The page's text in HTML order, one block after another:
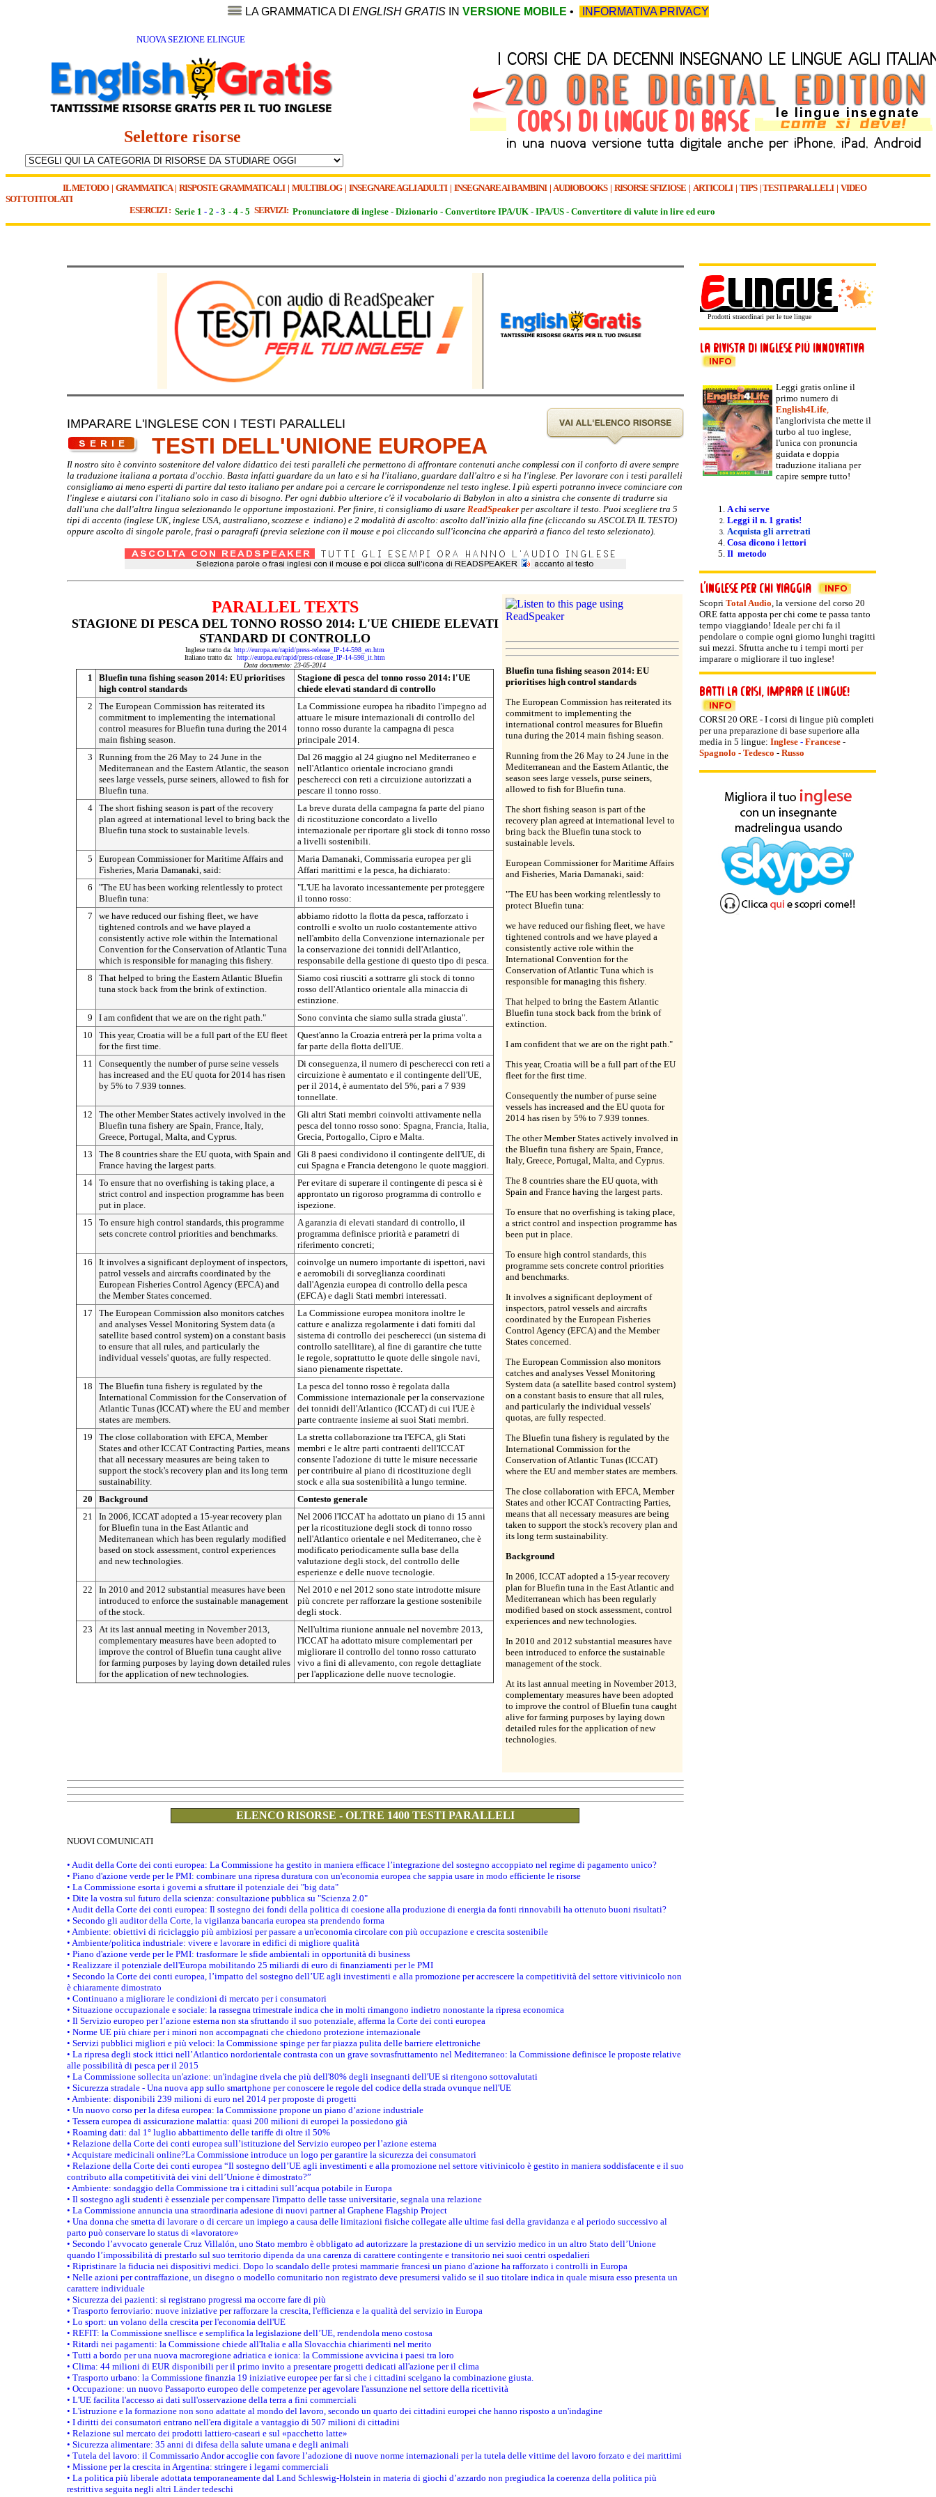
LA GRAMMATICA DI ENGLISH GRATIS IN VERSIONE MOBILE • INFORMATIVA PRIVACY
NUOVA SEZIONE ELINGUE
Selettore risorse
IL METODO| GRAMMATICA| RISPOSTE GRAMMATICALI| MULTIBLOG| INSEGNARE AGLI ADULTI | INSEGNARE AI BAMBINI| AUDIOBOOKS| RISORSE SFIZIOSE | ARTICOLI| TIPS|TESTI PARALLELI| VIDEO
SOTTOTITOLATI
ESERCIZI : Serie 1 - 2 - 3 - 4 - 5 SERVIZI: Pronunciatore di inglese - Dizionario - Convertitore IPA/UK - IPA/US - Convertitore di valute in lire ed euro
IMPARARE L'INGLESE CON I TESTI PARALLELI
TESTI DELL'UNIONE EUROPEA
Il nostro sito è convinto sostenitore del valore didattico dei testi paralleli che permettono di affrontare contenuti anche complessi con il conforto di avere sempre
la traduzione italiana a portata d'occhio. Basta infatti guardare da un lato e si ha l'italiano, guardare dall'altro e si ha l'inglese. Per lavorare con i testi paralleli
consigliamo ai meno esperti di partire dal testo italiano per andare poi a cercare le corrispondenze nel testo inglese. I più esperti potranno invece cominciare con
l'inglese e aiutarsi con l'italiano solo in caso di bisogno. Per ogni dubbio ulteriore c'è il vocabolario di Babylon in alto a sinistra che consente di tradurre sia
dall'una che dall'altra lingua selezionando le opportune impostazioni. Per finire, ti consigliamo di usare ReadSpeakerper ascoltare il testo. Puoi scegliere tra 5
tipi di accento (inglese UK, inglese USA, australiano, scozzese e indiano) e 2 modalità di ascolto: ascolto dall'inizio alla fine (cliccando su ASCOLTA IL TESTO)
oppure ascolto di singole parole, frasi o paragrafi (previa selezione con il mouse e poi cliccando sull'iconcina che apparirà a fianco del testo selezionato).
PARALLEL TEXTS
STAGIONE DI PESCA DEL TONNO ROSSO 2014: L'UE CHIEDE ELEVATI
STANDARD DI CONTROLLO
Inglese tratto da: http://europa.eu/rapid/press-release_IP-14-598_en.htm
Italiano tratto da: http://europa.eu/rapid/press-release_IP-14-598_it.htm
Data documento: 23-05-2014
1
Bluefin tuna fishing season 2014: EU prioritises
high control standards
Stagione di pesca del tonno rosso 2014: l'UE
chiede elevati standard di controllo
2
The European Commission has reiterated its
commitment to implementing the international
control measures for Bluefin tuna during the 2014
main fishing season.
La Commissione europea ha ribadito l'impegno ad
attuare le misure internazionali di controllo del
tonno rosso durante la campagna di pesca
principale 2014.
3
Running from the 26 May to 24 June in the
Mediterranean and the Eastern Atlantic, the season
sees large vessels, purse seiners, allowed to fish for
Bluefin tuna.
Dal 26 maggio al 24 giugno nel Mediterraneo e
nell'Atlantico orientale incrociano grandi
pescherecci con reti a circuizione autorizzati a
pescare il tonno rosso.
4 The short fishing season is part of the recovery
plan agreed at international level to bring back the
Bluefin tuna stock to sustainable levels.
La breve durata della campagna fa parte del piano
di ricostituzione concordato a livello
internazionale per riportare gli stock di tonno rosso
a livelli sostenibili.
5
European Commissioner for Maritime Affairs and
Fisheries, Maria Damanaki, said:
Maria Damanaki, Commissaria europea per gli
Affari marittimi e la pesca, ha dichiarato:
6
"The EU has been working relentlessly to protect
Bluefin tuna:
"L'UE ha lavorato incessantemente per proteggere
il tonno rosso:
7
we have reduced our fishing fleet, we have
tightened controls and we have played a
consistently active role within the International
Convention for the Conservation of Atlantic Tuna
which is responsible for managing this fishery.
abbiamo ridotto la flotta da pesca, rafforzato i
controlli e svolto un ruolo costantemente attivo
nell'ambito della Convenzione internazionale per
la conservazione dei tonnidi dell'Atlantico,
responsabile della gestione di questo tipo di pesca.
8
That helped to bring the Eastern Atlantic Bluefin
tuna stock back from the brink of extinction.
Siamo così riusciti a sottrarre gli stock di tonno
rosso dell'Atlantico orientale alla minaccia di
estinzione.
9
I am confident that we are on the right path."
Sono convinta che siamo sulla strada giusta".
10
This year, Croatia will be a full part of the EU fleet
for the first time.
Quest'anno la Croazia entrerà per la prima volta a
far parte della flotta dell'UE.
11
Consequently the number of purse seine vessels
has increased and the EU quota for 2014 has risen
by 5% to 7.939 tonnes.
Di conseguenza, il numero di pescherecci con reti a
circuizione è aumentato e il contingente dell'UE,
per il 2014, è aumentato del 5%, pari a 7 939
tonnellate.
12
The other Member States actively involved in the
Bluefin tuna fishery are Spain, France, Italy,
Greece, Portugal, Malta, and Cyprus.
Gli altri Stati membri coinvolti attivamente nella
pesca del tonno rosso sono: Spagna, Francia, Italia,
Grecia, Portogallo, Cipro e Malta.
13
The 8 countries share the EU quota, with Spain and
France having the largest parts.
Gli 8 paesi condividono il contingente dell'UE, di
cui Spagna e Francia detengono le quote maggiori.
14 To ensure that no overfishing is taking place, a
strict control and inspection programme has been
put in place.
Per evitare di superare il contingente di pesca si è
approntato un rigoroso programma di controllo e
ispezione.
15
To ensure high control standards, this programme
sets concrete control priorities and benchmarks.
A garanzia di elevati standard di controllo, il
programma definisce priorità e parametri di
riferimento concreti;
16
It involves a significant deployment of inspectors,
patrol vessels and aircrafts coordinated by the
European Fisheries Control Agency (EFCA) and
the Member States concerned.
coinvolge un numero importante di ispettori, navi
e aeromobili di sorveglianza coordinati
dall'Agenzia europea di controllo della pesca
(EFCA) e dagli Stati membri interessati.
17
The European Commission also monitors catches
and analyses Vessel Monitoring System data (a
satellite based control system) on a constant basis
to ensure that all rules, and particularly the
individual vessels' quotas, are fully respected.
La Commissione europea monitora inoltre le
catture e analizza regolarmente i dati forniti dal
sistema di controllo dei pescherecci (un sistema di
controllo satellitare), al fine di garantire che tutte
le regole, soprattutto le quote delle singole navi,
siano pienamente rispettate.
18
The Bluefin tuna fishery is regulated by the
International Commission for the Conservation of
Atlantic Tunas (ICCAT) where the EU and member
states are members.
La pesca del tonno rosso è regolata dalla
Commissione internazionale per la conservazione
dei tonnidi dell'Atlantico (ICCAT) di cui l'UE è
parte contraente insieme ai suoi Stati membri.
19
The close collaboration with EFCA, Member
States and other ICCAT Contracting Parties, means
that all necessary measures are being taken to
support the stock's recovery plan and its long term
sustainability.
La stretta collaborazione tra l'EFCA, gli Stati
membri e le altre parti contraenti dell'ICCAT
consente l'adozione di tutte le misure necessarie
per contribuire al piano di ricostituzione degli
stock e alla sua sostenibilità a lungo termine.
20
Background
Contesto generale
21
In 2006, ICCAT adopted a 15-year recovery plan
for Bluefin tuna in the East Atlantic and
Mediterranean which has been regularly modified
based on stock assessment, control experiences
and new technologies.
Nel 2006 l'ICCAT ha adottato un piano di 15 anni
per la ricostituzione degli stock di tonno rosso
nell'Atlantico orientale e nel Mediterraneo, che è
modificato periodicamente sulla base della
valutazione degli stock, del controllo delle
esperienze e delle nuove tecnologie.
22
In 2010 and 2012 substantial measures have been
introduced to enforce the sustainable management
of the stock.
Nel 2010 e nel 2012 sono state introdotte misure
più concrete per rafforzare la gestione sostenibile
degli stock.
23
At its last annual meeting in November 2013,
complementary measures have been adopted to
improve the control of Bluefin tuna caught alive
for farming purposes by laying down detailed rules
for the application of new technologies.
Nell'ultima riunione annuale nel novembre 2013,
l'ICCAT ha adottato misure complementari per
migliorare il controllo del tonno rosso catturato
vivo a fini di allevamento, con regole dettagliate
per l'applicazione delle nuove tecnologie.
Bluefin tuna fishing season 2014: EU
prioritises high control standards
The European Commission has reiterated its
commitment to implementing the
international control measures for Bluefin
tuna during the 2014 main fishing season.
Running from the 26 May to 24 June in the
Mediterranean and the Eastern Atlantic, the
season sees large vessels, purse seiners,
allowed to fish for Bluefin tuna.
The short fishing season is part of the
recovery plan agreed at international level to
bring back the Bluefin tuna stock to
sustainable levels.
European Commissioner for Maritime Affairs
and Fisheries, Maria Damanaki, said:
"The EU has been working relentlessly to
protect Bluefin tuna:
we have reduced our fishing fleet, we have
tightened controls and we have played a
consistently active role within the
International Convention for the
Conservation of Atlantic Tuna which is
responsible for managing this fishery.
That helped to bring the Eastern Atlantic
Bluefin tuna stock back from the brink of
extinction.
I am confident that we are on the right path."
This year, Croatia will be a full part of the EU
fleet for the first time.
Consequently the number of purse seine
vessels has increased and the EU quota for
2014 has risen by 5% to 7.939 tonnes.
The other Member States actively involved in
the Bluefin tuna fishery are Spain, France,
Italy, Greece, Portugal, Malta, and Cyprus.
The 8 countries share the EU quota, with
Spain and France having the largest parts.
To ensure that no overfishing is taking place,
a strict control and inspection programme has
been put in place.
To ensure high control standards, this
programme sets concrete control priorities
and benchmarks.
It involves a significant deployment of
inspectors, patrol vessels and aircrafts
coordinated by the European Fisheries
Control Agency (EFCA) and the Member
States concerned.
The European Commission also monitors
catches and analyses Vessel Monitoring
System data (a satellite based control system)
on a constant basis to ensure that all rules,
and particularly the individual vessels'
quotas, are fully respected.
The Bluefin tuna fishery is regulated by the
International Commission for the
Conservation of Atlantic Tunas (ICCAT)
where the EU and member states are members.
The close collaboration with EFCA, Member
States and other ICCAT Contracting Parties,
means that all necessary measures are being
taken to support the stock's recovery plan and
its long term sustainability.
Background
In 2006, ICCAT adopted a 15-year recovery
plan for Bluefin tuna in the East Atlantic and
Mediterranean which has been regularly
modified based on stock assessment, control
experiences and new technologies.
In 2010 and 2012 substantial measures have
been introduced to enforce the sustainable
management of the stock.
At its last annual meeting in November 2013,
complementary measures have been adopted
to improve the control of Bluefin tuna caught
alive for farming purposes by laying down
detailed rules for the application of new
technologies.
ELENCO RISORSE - OLTRE 1400 TESTI PARALLELI
NUOVI COMUNICATI
• Audit della Corte dei conti europea: La Commissione ha gestito in maniera efficace l’integrazione del sostegno accoppiato nel regime di pagamento unico?
• Piano d'azione verde per le PMI: combinare una ripresa duratura con un'economia europea che sappia usare in modo efficiente le risorse
• La Commissione esorta i governi a sfruttare il potenziale dei "big data"
• Dite la vostra sul futuro della scienza: consultazione pubblica su "Scienza 2.0"
• Audit della Corte dei conti europea: Il sostegno dei fondi della politica di coesione alla produzione di energia da fonti rinnovabili ha ottenuto buoni risultati?
• Secondo gli auditor della Corte, la vigilanza bancaria europea sta prendendo forma
• Ambiente: obiettivi di riciclaggio più ambiziosi per passare a un'economia circolare con più occupazione e crescita sostenibile
• Ambiente/politica industriale: vivere e lavorare in edifici di migliore qualità
• Piano d'azione verde per le PMI: trasformare le sfide ambientali in opportunità di business
• Realizzare il potenziale dell'Europa mobilitando 25 miliardi di euro di finanziamenti per le PMI
• Secondo la Corte dei conti europea, l’impatto del sostegno dell’UE agli investimenti e alla promozione per accrescere la competitività del settore vitivinicolo non
è chiaramente dimostrato
• Continuano a migliorare le condizioni di mercato per i consumatori
• Situazione occupazionale e sociale: la rassegna trimestrale indica che in molti rimangono indietro nonostante la ripresa economica
• Il Servizio europeo per l’azione esterna non sta sfruttando il suo potenziale, afferma la Corte dei conti europea
• Norme UE più chiare per i minori non accompagnati che chiedono protezione internazionale
• Servizi pubblici migliori e più veloci: la Commissione spinge per far piazza pulita delle barriere elettroniche
• La ripresa degli stock ittici nell’Atlantico nordorientale contrasta con un grave sovrasfruttamento nel Mediterraneo: la Commissione definisce le proposte relative
alle possibilità di pesca per il 2015
• La Commissione sollecita un'azione: un'indagine rivela che più dell'80% degli insegnanti dell'UE si ritengono sottovalutati
• Sicurezza stradale - Una nuova app sullo smartphone per conoscere le regole del codice della strada ovunque nell'UE
• Ambiente: disponibili 239 milioni di euro nel 2014 per proposte di progetti
• Un nuovo corso per la difesa europea: la Commissione propone un piano d’azione industriale
• Tessera europea di assicurazione malattia: quasi 200 milioni di europei la possiedono già
• Roaming dati: dal 1° luglio abbattimento delle tariffe di oltre il 50%
• Relazione della Corte dei conti europea sull’istituzione del Servizio europeo per l’azione esterna
• Acquistare medicinali online?La Commissione introduce un logo per garantire la sicurezza dei consumatori
• Relazione della Corte dei conti europea “Il sostegno dell’UE agli investimenti e alla promozione nel settore vitivinicolo è gestito in maniera soddisfacente e il suo
contributo alla competitività dei vini dell’Unione è dimostrato?”
• Ambiente: sondaggio della Commissione tra i cittadini sull’acqua potabile in Europa
• Il sostegno agli studenti è essenziale per compensare l'impatto delle tasse universitarie, segnala una relazione
• La Commissione annuncia una straordinaria adesione di nuovi partner al Graphene Flagship Project
• Una donna che smetta di lavorare o di cercare un impiego a causa delle limitazioni fisiche collegate alle ultime fasi della gravidanza e al periodo successivo al
parto può conservare lo status di «lavoratore»
• Secondo l’avvocato generale Cruz Villalón, uno Stato membro è obbligato ad autorizzare la prestazione di un servizio medico in un altro Stato dell’Unione
quando l’impossibilità di prestarlo sul suo territorio dipenda da una carenza di carattere contingente e transitorio nei suoi centri ospedalieri
• Ripristinare la fiducia nei dispositivi medici. Dopo lo scandalo delle protesi mammarie francesi un piano d'azione ha rafforzato i controlli in Europa
• Nelle azioni per contraffazione, un disegno o modello comunitario non registrato deve presumersi valido se il suo titolare indica in quale misura esso presenta un
carattere individuale
• Sicurezza dei pazienti: si registrano progressi ma occorre fare di più
• Trasporto ferroviario: nuove iniziative per rafforzare la crescita, l'efficienza e la qualità del servizio in Europa
• Lo sport: un volano della crescita per l'economia dell'UE
• REFIT: la Commissione snellisce e semplifica la legislazione dell’UE, rendendola meno costosa
• Ritardi nei pagamenti: la Commissione chiede all'Italia e alla Slovacchia chiarimenti nel merito
• Tutti a bordo per una nuova macroregione adriatica e ionica: la Commissione avvicina i paesi tra loro
• Clima: 44 milioni di EUR disponibili per il primo invito a presentare progetti dedicati all'azione per il clima
• Trasporto urbano: la Commissione finanzia 19 iniziative europee per far sì che i cittadini scelgano la combinazione giusta.
• Occupazione: un nuovo Passaporto europeo delle competenze per agevolare l'assunzione nel settore della ricettività
• L'UE facilita l'accesso ai dati sull'osservazione della terra a fini commerciali
• L'istruzione e la formazione non sono adattate al mondo del lavoro, secondo un quarto dei cittadini europei che hanno risposto a un'indagine
• I diritti dei consumatori entrano nell'era digitale a vantaggio di 507 milioni di cittadini
• Relazione sul mercato dei prodotti lattiero-caseari e sul «pacchetto latte»
• Sicurezza alimentare: 35 anni di difesa della salute umana e degli animali
• Tutela del lavoro: il Commissario Andor accoglie con favore l’adozione di nuove norme internazionali per la tutela delle vittime del lavoro forzato e dei marittimi
• Missione per la crescita in Argentina: stringere i legami commerciali
• La politica più liberale adottata temporaneamente dal Land Schleswig-Holstein in materia di giochi d’azzardo non pregiudica la coerenza della politica più
restrittiva seguita negli altri Länder tedeschi
Prodotti straordinari per le tue lingue
Leggi gratis online il
primo numero di
English4Life,
l'anglorivista che mette il
turbo al tuo inglese,
l'unica con pronuncia
guidata e doppia
traduzione italiana per
capire sempre tutto!
A chi serve
Leggi il n. 1 gratis!
Acquista gli arretrati
Cosa dicono i lettori
Il metodo
Scopri Total Audio, la versione del corso 20
ORE fatta apposta per chi come te passa tanto
tempo viaggiando! Ideale per chi fa il
pendolare o compie ogni giorno lunghi tragitti
sui mezzi. Sfrutta anche tu i tempi morti per
imparare o migliorare il tuo inglese!
CORSI 20 ORE - I corsi di lingue più completi
per una preparazione di base superiore alla
media in 5 lingue: Inglese- Francese-
Spagnolo - Tedesco - Russo